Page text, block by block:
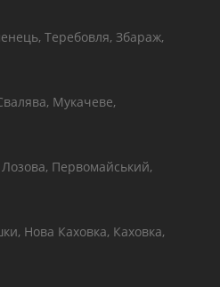
Теребовля, Збараж,
Мукачеве,
Первомайський,
Нова Каховка, Каховка,